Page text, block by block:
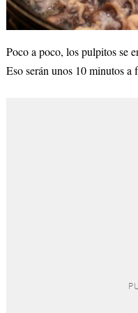
Poco a poco, los pulpitos se
Eso serán unos 10 minutos a